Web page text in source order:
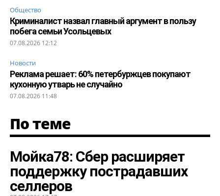
Общество
Криминалист назвал главный аргумент в пользу
побега семьи Усольцевых
07.08.2026 12:12
Новости
Реклама решает: 60% петербуржцев покупают
кухонную утварь не случайно
07.08.2026 11:48
По теме
Мойка78: Сбер расширяет
поддержку пострадавших
селлеров